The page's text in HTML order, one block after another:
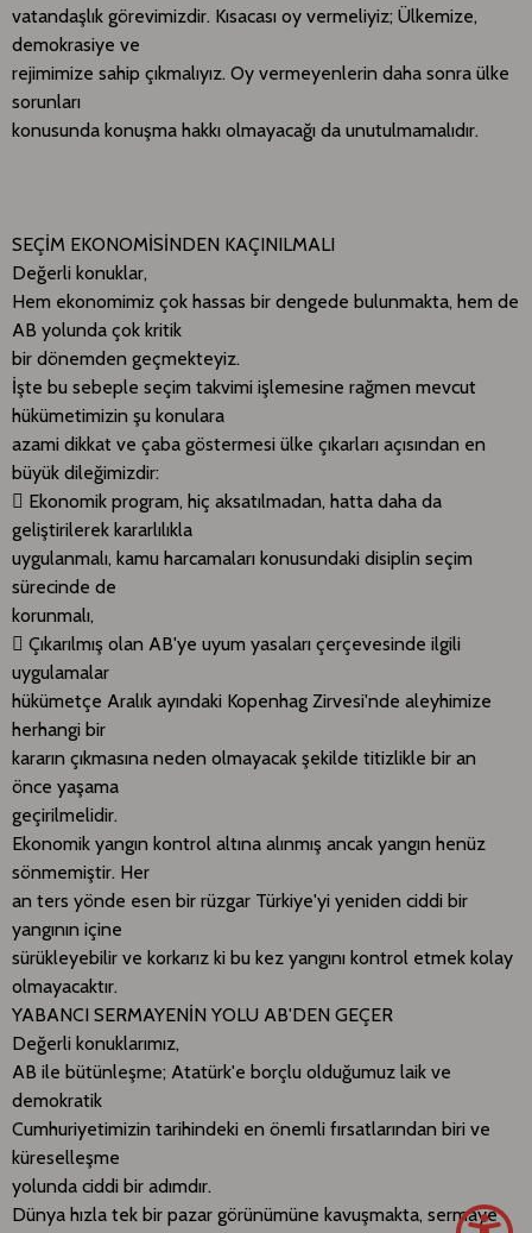
vatandaşlık görevimizdir. Kısacası oy vermeliyiz; Ülkemize,
demokrasiye ve
rejimimize sahip çıkmalıyız. Oy vermeyenlerin daha sonra ülke
sorunları
konusunda konuşma hakkı olmayacağı da unutulmamalıdır.
SEÇİM EKONOMİSİNDEN KAÇINILMALI
Değerli konuklar,
Hem ekonomimiz çok hassas bir dengede bulunmakta, hem de
AB yolunda çok kritik
bir dönemden geçmekteyiz.
İşte bu sebeple seçim takvimi işlemesine rağmen mevcut
hükümetimizin şu konulara
azami dikkat ve çaba göstermesi ülke çıkarları açısından en
büyük dileğimizdir:
 Ekonomik program, hiç aksatılmadan, hatta daha da
geliştirilerek kararlılıkla
uygulanmalı, kamu harcamaları konusundaki disiplin seçim
sürecinde de
korunmalı,
 Çıkarılmış olan AB'ye uyum yasaları çerçevesinde ilgili
uygulamalar
hükümetçe Aralık ayındaki Kopenhag Zirvesi'nde aleyhimize
herhangi bir
kararın çıkmasına neden olmayacak şekilde titizlikle bir an
önce yaşama
geçirilmelidir.
Ekonomik yangın kontrol altına alınmış ancak yangın henüz
sönmemiştir. Her
an ters yönde esen bir rüzgar Türkiye'yi yeniden ciddi bir
yangının içine
sürükleyebilir ve korkarız ki bu kez yangını kontrol etmek kolay
olmayacaktır.
YABANCI SERMAYENİN YOLU AB'DEN GEÇER
Değerli konuklarımız,
AB ile bütünleşme; Atatürk'e borçlu olduğumuz laik ve
demokratik
Cumhuriyetimizin tarihindeki en önemli fırsatlarından biri ve
küreselleşme
yolunda ciddi bir adımdır.
Dünya hızla tek bir pazar görünümüne kavuşmakta, sermaye